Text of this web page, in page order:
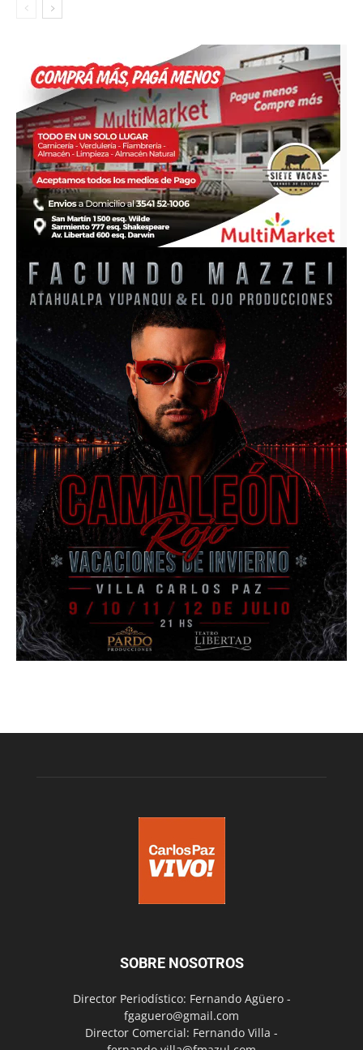
SOBRE NOSOTROS
Director Periodístico: Fernando Agüero -
fgaguero@gmail.com
Director Comercial: Fernando Villa -